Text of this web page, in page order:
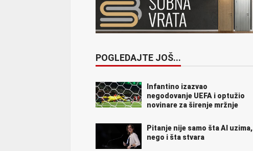
POGLEDAJTE JOŠ...
Infantino izazvao
negodovanje UEFA i optužio
novinare za širenje mržnje
Pitanje nije samo šta AI uzima,
nego i šta stvara